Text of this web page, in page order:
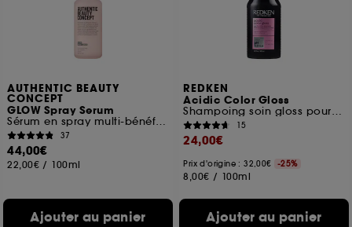
AUTHENTIC BEAUTY
CONCEPT
GLOW Spray Serum
Sérum en spray multi-bénéfices et brillance
37
44,00€
22,00€ / 100ml
Ajouter au panier
REDKEN
Acidic Color Gloss
Shampoing soin gloss pour cheveux colorés et/ ou méchés
15
24,00€
Prix d'origine : 32,00€ -25%
8,00€ / 100ml
Ajouter au panier